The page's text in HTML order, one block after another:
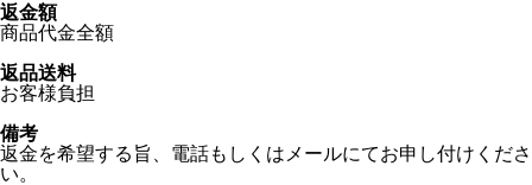
返金額
商品代金全額
返品送料
お客様負担
備考
返金を希望する旨、電話もしくはメールにてお申し付けくださ
い。